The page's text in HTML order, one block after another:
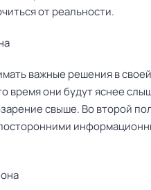
от реальности.
важные решения в своей
время они будут яснее
свыше. Во второй